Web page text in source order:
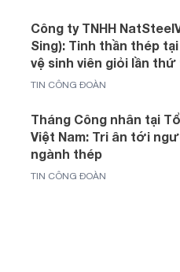
Công ty TNHH
Sing): Tinh thần thép
vệ sinh viên giỏi lần thứ
TIN CÔNG ĐOÀN
Tháng Công nhân tại
Việt Nam: Tri ân tới
ngành thép
TIN CÔNG ĐOÀN